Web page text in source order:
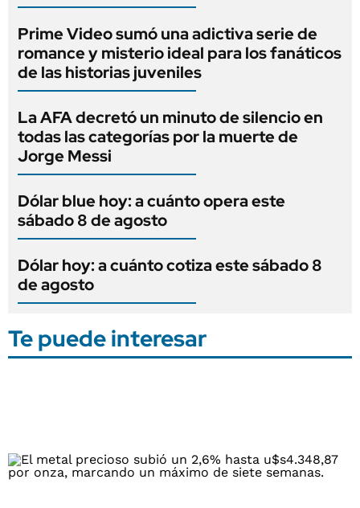
Prime Video sumó una adictiva serie de
romance y misterio ideal para los fanáticos
de las historias juveniles
La AFA decretó un minuto de silencio en
todas las categorías por la muerte de
Jorge Messi
Dólar blue hoy: a cuánto opera este
sábado 8 de agosto
Dólar hoy: a cuánto cotiza este sábado 8
de agosto
Te puede interesar